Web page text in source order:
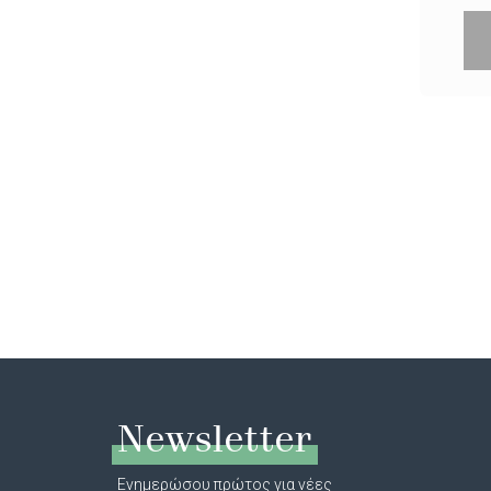
Newsletter
Ενημερώσου πρώτος για νέες